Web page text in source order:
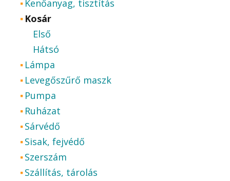
Kenőanyag, tisztítás
Kosár
Első
Hátsó
Lámpa
Levegőszűrő maszk
Pumpa
Ruházat
Sárvédő
Sisak, fejvédő
Szerszám
Szállítás, tárolás